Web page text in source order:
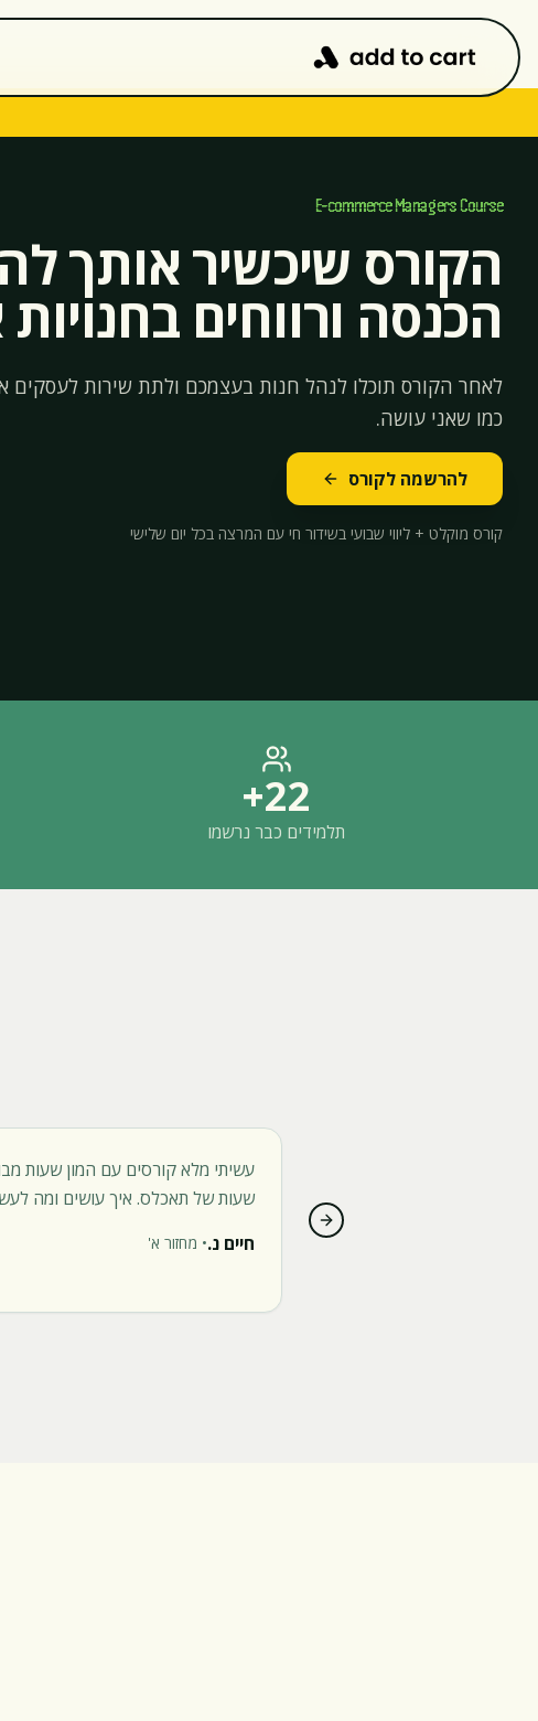
E-commerce Managers Course
הקורס שיכשיר אותך
הכנסה ורווחים
לאחר הקורס תוכלו לנהל חנות בעצמכם ולתת שירות לעסקים
כמו שאני עושה.
להרשמה לקורס
קורס מוקלט + ליווי שבועי בשידור חי עם המרצה בכל יום שלישי
22+
תלמידים כבר נרשמו
שעות של תאכלס. איך עושים ומה
חיים נ.• מחזור א'
Next slide